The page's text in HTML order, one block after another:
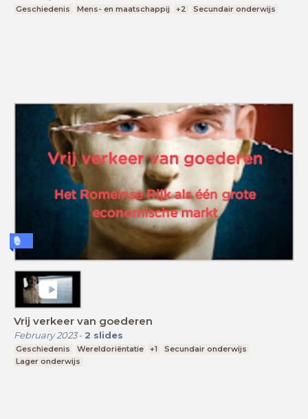
Geschiedenis Mens- en maatschappij +2 Secundair onderwijs
Vrij verkeer van goederen
February 2023- 2 slides
Geschiedenis Wereldoriëntatie +1
Secundair onderwijs
Lager onderwijs